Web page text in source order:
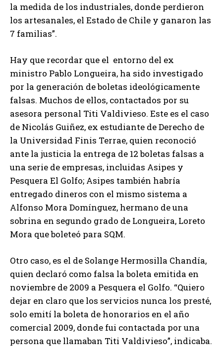
la medida de los industriales, donde perdieron
los artesanales, el Estado de Chile y ganaron las
7 familias”.
Hay que recordar que el entorno del ex
ministro Pablo Longueira, ha sido investigado
por la generación de boletas ideológicamente
falsas. Muchos de ellos, contactados por su
asesora personal Titi Valdivieso. Este es el caso
de Nicolás Guiñez, ex estudiante de Derecho de
la Universidad Finis Terrae, quien reconoció
ante la justicia la entrega de 12 boletas falsas a
una serie de empresas, incluidas Asipes y
Pesquera El Golfo; Asipes también habría
entregado dineros con el mismo sistema a
Alfonso Mora Domínguez, hermano de una
sobrina en segundo grado de Longueira, Loreto
Mora que boleteó para SQM.
Otro caso, es el de Solange Hermosilla Chandía,
quien declaró como falsa la boleta emitida en
noviembre de 2009 a Pesquera el Golfo. “Quiero
dejar en claro que los servicios nunca los presté,
solo emití la boleta de honorarios en el año
comercial 2009, donde fui contactada por una
persona que llamaban Titi Valdivieso”, indicaba.